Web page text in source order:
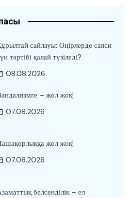
сайлауы: Өңірлерде саяси
тәртібі қалай түзіледі?
08.08.2026
– жол жоқ!
07.08.2026
жол жоқ!
07.08.2026
белсенділік – ел